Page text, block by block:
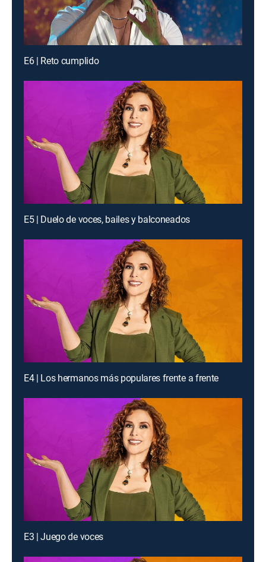
E6 | Reto cumplido
E5 | Duelo de voces, bailes y balconeados
E4 | Los hermanos más populares frente a frente
E3 | Juego de voces